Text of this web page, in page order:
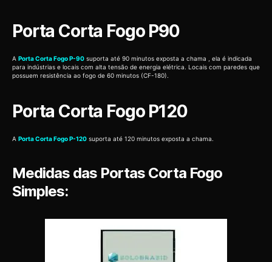
Porta Corta Fogo P90
A Porta Corta Fogo P-90 suporta até 90 minutos exposta a chama , ela é indicada
para indústrias e locais com alta tensão de energia elétrica. Locais com paredes que
possuem resistência ao fogo de 60 minutos (CF-180).
Porta Corta Fogo P120
A Porta Corta Fogo P-120 suporta até 120 minutos exposta a chama.
Medidas das Portas Corta Fogo
Simples: